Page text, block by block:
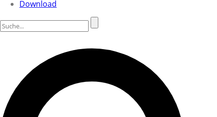
Download